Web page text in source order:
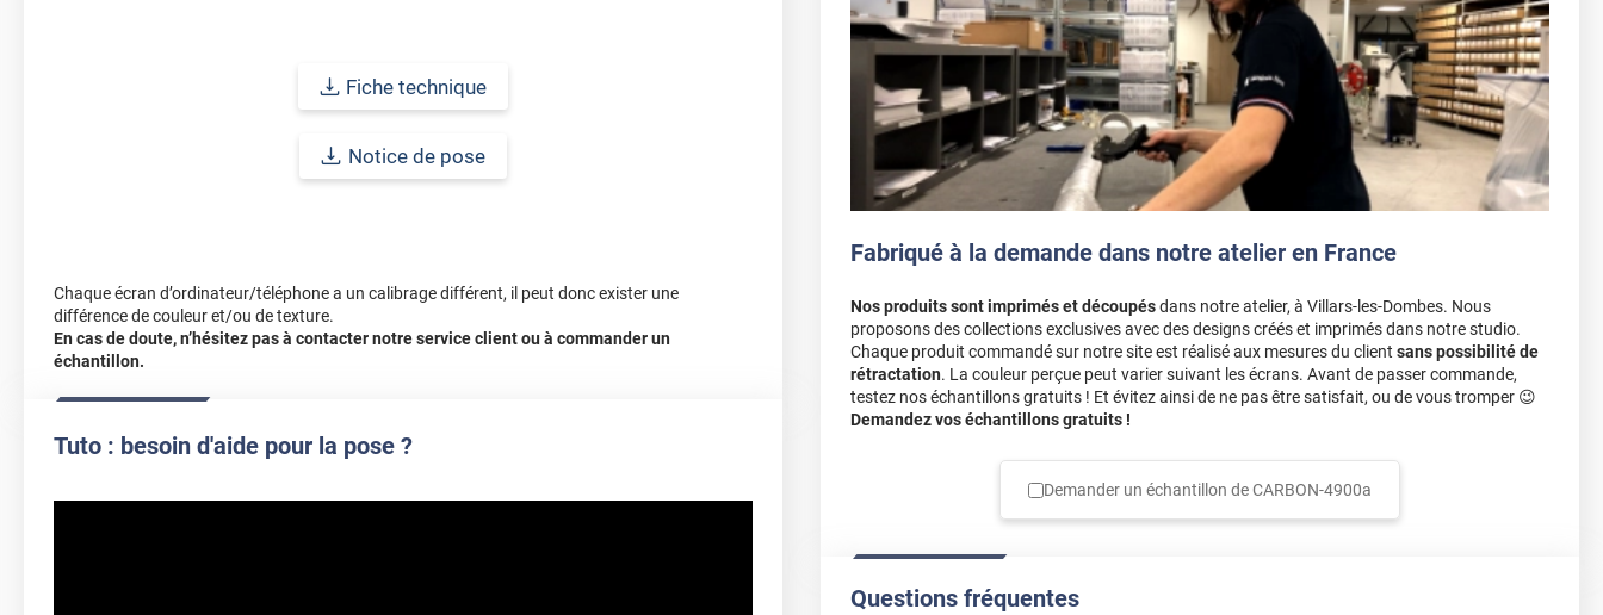
Fiche technique
Notice de pose
Chaque écran d’ordinateur/téléphone a un calibrage différent, il peut donc exister une
différence de couleur et/ou de texture.
En cas de doute, n’hésitez pas à contacter notre service client ou à commander un
échantillon.
Tuto : besoin d'aide pour la pose ?
Fabriqué à la demande dans notre atelier en France
Nos produits sont imprimés et découpésdans notre atelier, à Villars-les-Dombes. Nous
proposons des collections exclusives avec des designs créés et imprimés dans notre studio.
Chaque produit commandé sur notre site est réalisé aux mesures du client sans possibilité de
rétractation. La couleur perçue peut varier suivant les écrans. Avant de passer commande,
testez nos échantillons gratuits ! Et évitez ainsi de ne pas être satisfait, ou de vous tromper 😉
Demandez vos échantillons gratuits !
Demander un échantillon deCARBON-4900a
Questions fréquentes